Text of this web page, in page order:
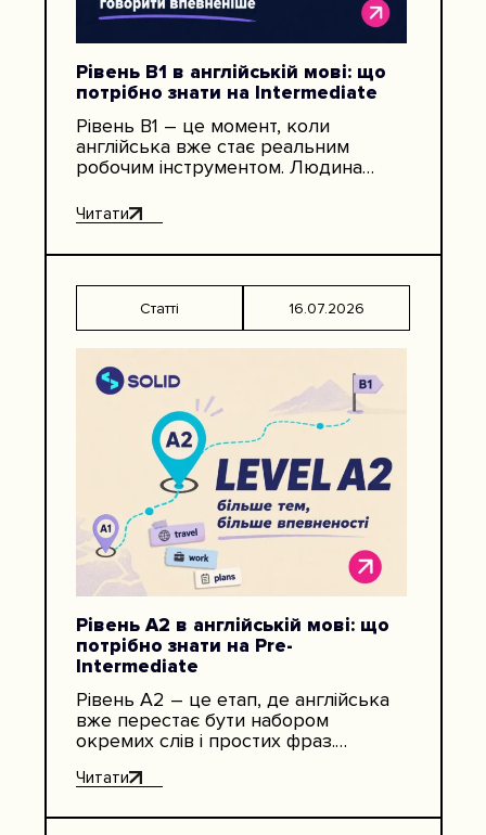
Рівень B1 в англійській мові: що
потрібно знати на Intermediate
Рівень B1 – це момент, коли
англійська вже стає реальним
робочим інструментом. Людина
пояснювати думки, розуміти
основний зміст розмови, читати…
Читати
Статті 16.07.2026
Рівень A2 в англійській мові: що
потрібно знати на Pre-
Intermediate
Рівень A2 – це етап, де англійська
вже перестає бути набором
окремих слів і простих фраз.
роботу, сім’ю, подорожі, покупки,…
Читати